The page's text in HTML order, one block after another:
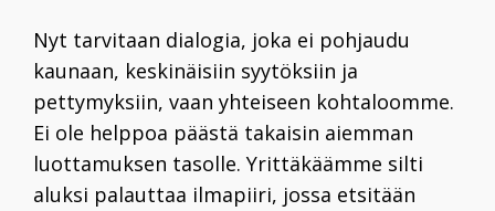
Nyt tarvitaan dialogia, joka ei pohjaudu
kaunaan, keskinäisiin syytöksiin ja
pettymyksiin, vaan yhteiseen kohtaloomme.
Ei ole helppoa päästä takaisin aiemman
luottamuksen tasolle. Yrittäkäämme silti
aluksi palauttaa ilmapiiri, jossa etsitään